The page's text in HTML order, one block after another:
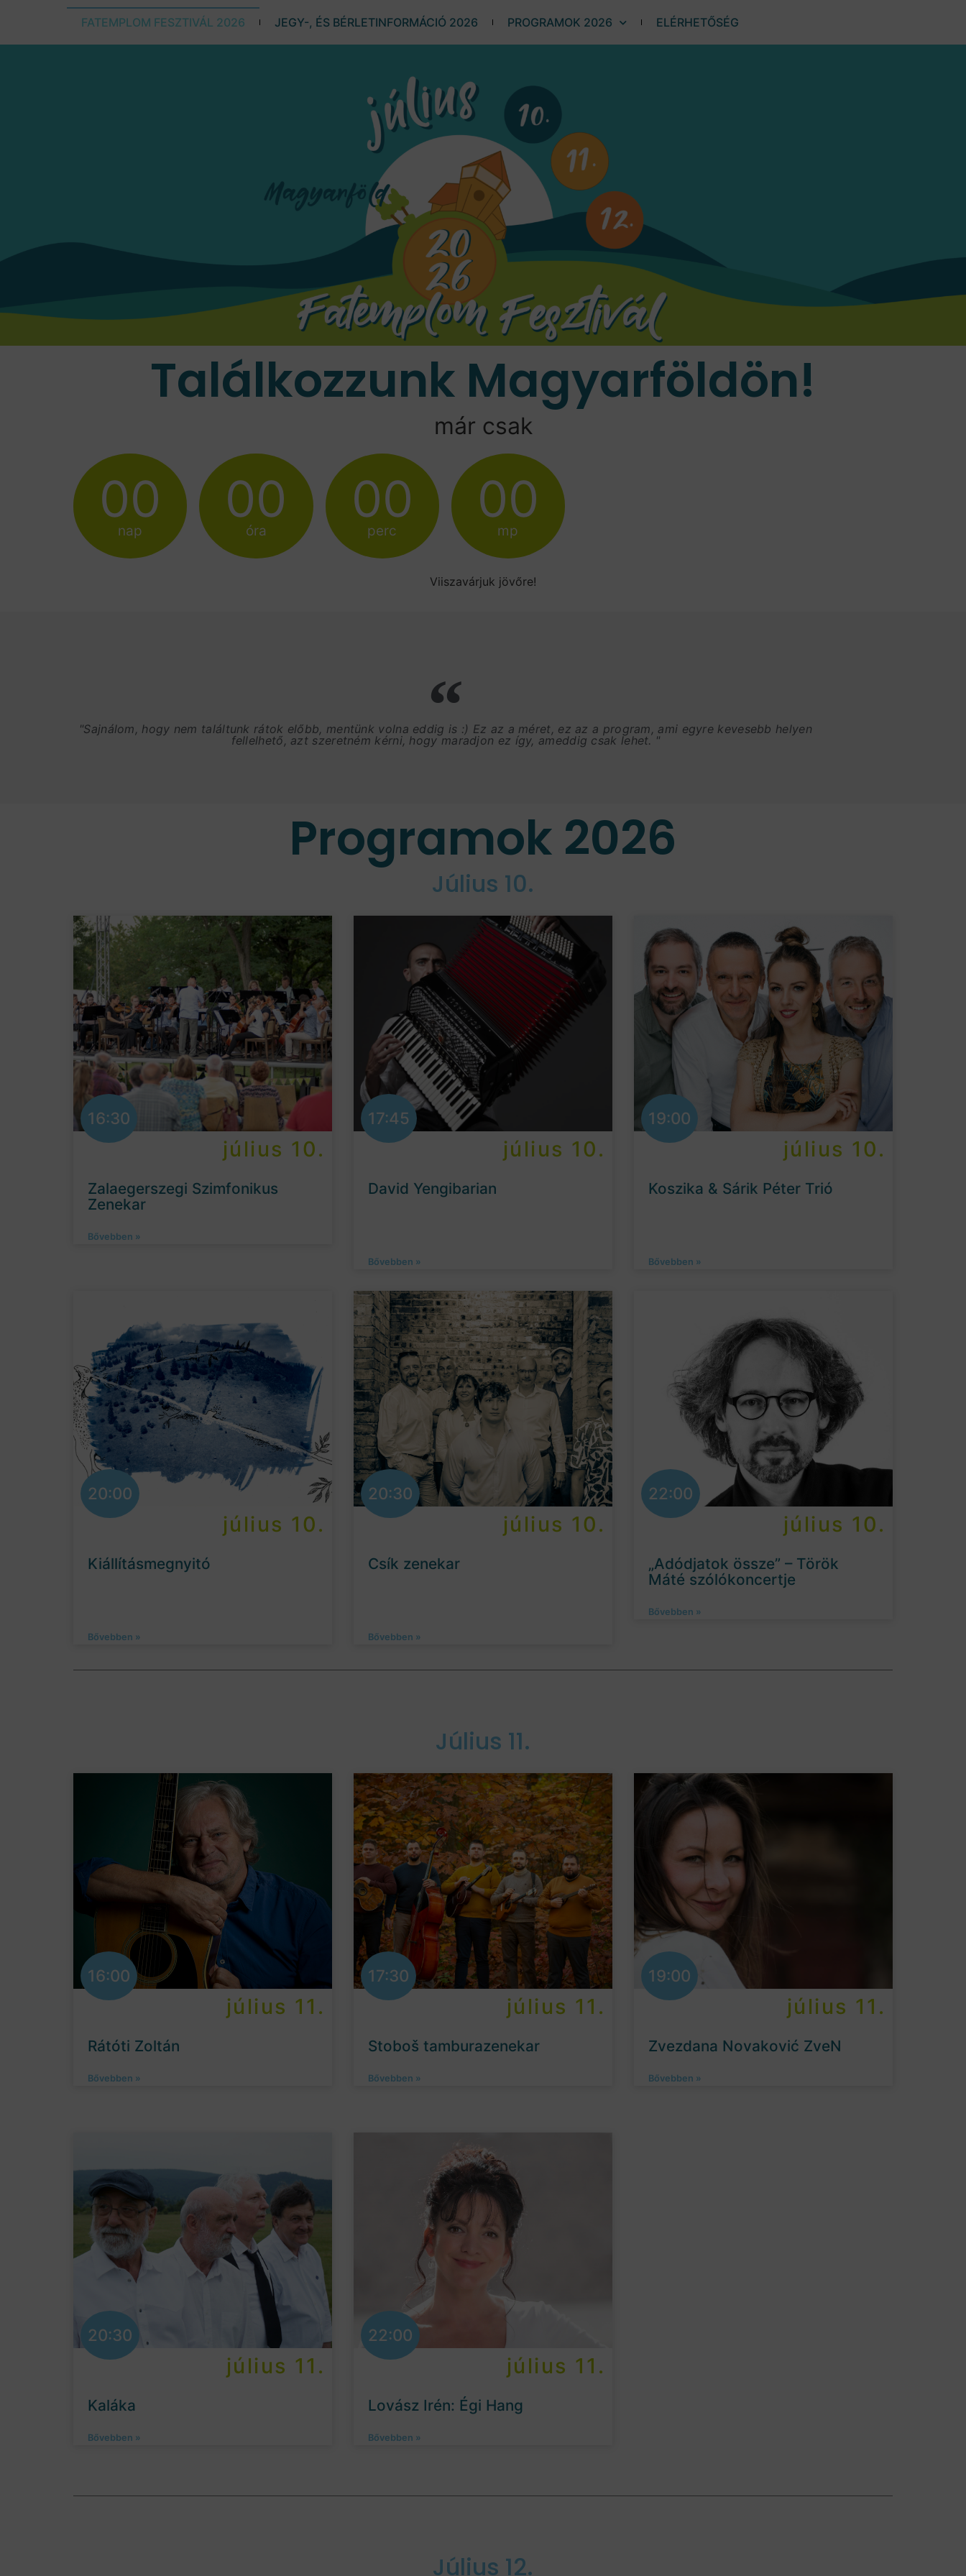
FATEMPLOM FESZTIVÁL 2026 JEGY-, ÉS BÉRLETINFORMÁCIÓ 2026 PROGRAMOK 2026 ELÉRHETŐSÉG
Találkozzunk Magyarföldön!
már csak
00
nap
00
óra
00
perc
00
mp
Viiszavárjuk jövőre!
"Sajnálom, hogy nem találtunk rátok előbb, mentünk volna eddig is :) Ez az a méret, ez az a program, ami egyre kevesebb helyen
fellelhető, azt szeretném kérni, hogy maradjon ez így, ameddig csak lehet. "
Programok 2026
Július 10.
16:30
július 10.
Zalaegerszegi Szimfonikus
Zenekar
Bővebben »
17:45
július 10.
David Yengibarian
Bővebben »
19:00
július 10.
Koszika & Sárik Péter Trió
Bővebben »
20:00
július 10.
Kiállításmegnyitó
Bővebben »
20:30
július 10.
Csík zenekar
Bővebben »
22:00
július 10.
„Adódjatok össze” – Török
Máté szólókoncertje
Bővebben »
Július 11.
16:00
július 11.
Rátóti Zoltán
Bővebben »
17:30
július 11.
Stoboš tamburazenekar
Bővebben »
19:00
július 11.
Zvezdana Novaković ZveN
Bővebben »
20:30
július 11.
Kaláka
Bővebben »
22:00
július 11.
Lovász Irén: Égi Hang
Bővebben »
Július 12.